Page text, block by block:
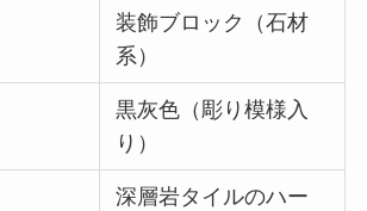
装飾ブロック（石材
系）
黒灰色（彫り模様入
り）
深層岩タイルのハー